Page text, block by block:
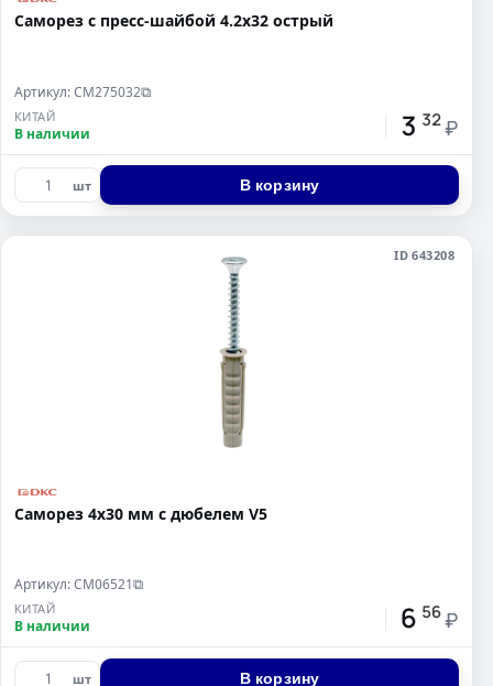
Саморез с пресс-шайбой 4.2x32 острый
Артикул: CM275032⧉
КИТАЙ
В наличии 3 32 ₽
шт В корзину
ID 643208
Саморез 4х30 мм с дюбелем V5
Артикул: CM06521⧉
КИТАЙ
В наличии 6 56 ₽
шт В корзину